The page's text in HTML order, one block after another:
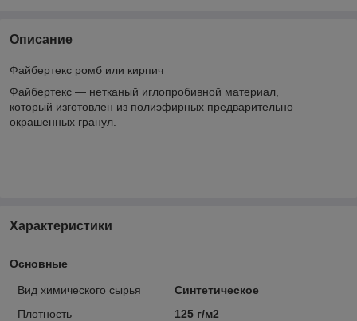
Описание
Файбертекс ромб или кирпич
Файбертекс — нетканый иглопробивной материал,
который изготовлен из полиэфирных предварительно
окрашенных гранул.
Характеристики
Основные
Вид химического сырья
Синтетическое
Плотность
125 г/м2